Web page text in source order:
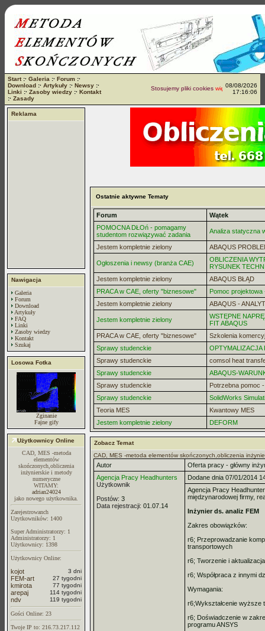
Start:· Galeria :· Forum :·
Download :· Artykuły :· Newsy :·
Linki :· Zasoby wiedzy :· Kontakt
:· Zasady
Stosujemy pliki cookieswięcej...08/08/2026
17:16:06
Reklama
Nawigacja
Galeria
Forum
Download
Artykuły
FAQ
Linki
Zasoby wiedzy
Kontakt
Szukaj
Losowa Fotka
Zginanie
Fajne gify
Użytkownicy Online
CAD, MES -metoda
elementów
skończonych,obliczenia
inżynierskie i metody
numeryczne
WITAMY:
adrian24024
jako nowego użytkownika.
Zarejestrowanch
Uzytkowników: 1400
Super Administratorzy: 1
Administratorzy: 1
Użytkownicy: 1398
Użytkownicy Online:
kojot 3 dni
FEM-art 27 tygodni
kmirota 77 tygodni
arepaj 114 tygodni
ndv 119 tygodni
Gości Online: 23
Twoje IP to: 216.73.217.112
Ostatnie aktywne Tematy
Forum
Wątek
POMOCNA DŁOń - pomagamy
studentom rozwiązywać zadania
Analiza statyczna
Jestem kompletnie zielony ABAQUS
Ogłoszenia i newsy (branża CAE)
OBLICZENIA
RYSUNEK
Jestem kompletnie zielony
ABAQUS BŁĄD
PRACA w CAE, oferty "biznesowe"
Pomoc projektowa
Jestem kompletnie zielony
ABAQUS -
Jestem kompletnie zielony
WSTĘPNE
FIT ABAQUS
PRACA w CAE, oferty "biznesowe"
Szkolenia
Sprawy studenckie
OPTYMALIZACJA
Sprawy studenckie
comsol heat
Sprawy studenckie
ABAQUS-
Sprawy studenckie
Potrzebna pomoc
Sprawy studenckie
SolidWorks
Teoria MES
Kwantowy MES
Jestem kompletnie zielony
DEFORM
Zobacz Temat
CAD, MES -metoda elementów skończonych,obliczenia
Autor
Oferta pracy - główny
Agencja Pracy Headhunters
Użytkownik
Postów: 3
Data rejestracji: 01.07.14
Dodane dnia 07/01/2014
Agencja Pracy
międzynarodowej firmy,
Inżynier ds. analiz FEM
Zakres obowiązków:
r6; Przeprowadzanie
transportowych
r6; Tworzenie i
r6; Współpraca z innymi
Wymagania:
r6;Wykształcenie wyższe
r6; Doświadczenie w
programu ANSYS